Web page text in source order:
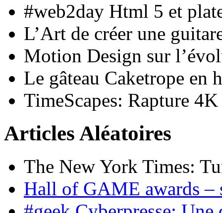
#web2day Html 5 et
L’Art de créer une
Motion Design sur
Le gâteau Caketrope en
TimeScapes: Rapture 4K
Articles Aléatoires
The New York Times:
Hall of GAME awards –